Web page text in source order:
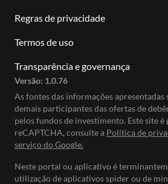
Regras de privacidade
Termos de uso
Transparência e governança
Versão: 1.0.76
As fontes das informações apresentadas
demais participantes das ofertas de
pelos fundos de investimento. Este site
reCAPTCHA, consulte a Política de
serviço do Google.
Neste portal ou aplicativo é
utilização de aplicativos spider ou de